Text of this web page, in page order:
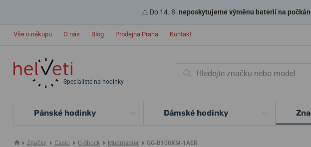
⚠️ Do 14. 8. neposkytujeme výměnu baterií na
Vše o nákupu O nás Blog Prodejna Praha Kontakt
Specialisté na hodinky
Pánské hodinky Dámské hodinky
Značky Casio G-Shock Mudmaster GG-B100XM-1AER